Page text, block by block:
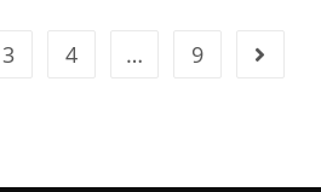
3 4 … 9